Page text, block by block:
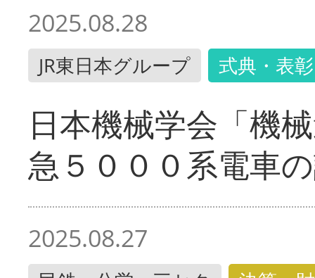
2025.08.28
JR東日本グループ 式典・表彰
日本機械学会「機
急５０００系電車
2025.08.27